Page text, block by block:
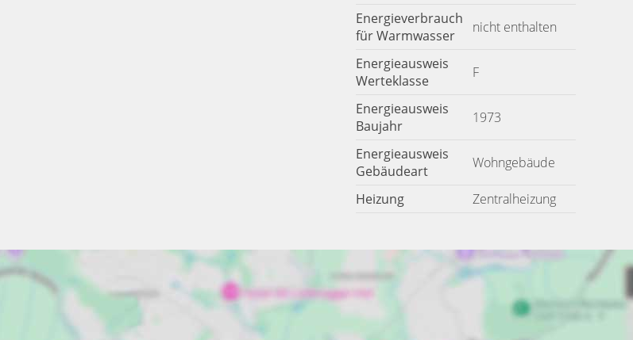
Energieverbrauch
für Warmwasser
nicht enthalten
Energieausweis
Werteklasse
F
Energieausweis
Baujahr
1973
Energieausweis
Gebäudeart
Wohngebäude
Heizung Zentralheizung